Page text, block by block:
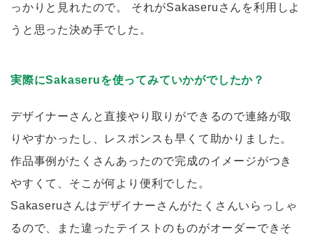
っかりと見れたので。 それがSakaseruさんを利用しよ
うと思った決め手でした。
実際にSakaseruを使ってみていかがでしたか？
デザイナーさんと直接やり取りができるので連絡が取
りやすかったし、レスポンスも早くて助かりました。
作品事例がたくさんあったので完成のイメージがつき
やすくて、そこが何より便利でした。
Sakaseruさんはデザイナーさんがたくさんいらっしゃ
るので、また違ったテイストのものがオーダーできそ